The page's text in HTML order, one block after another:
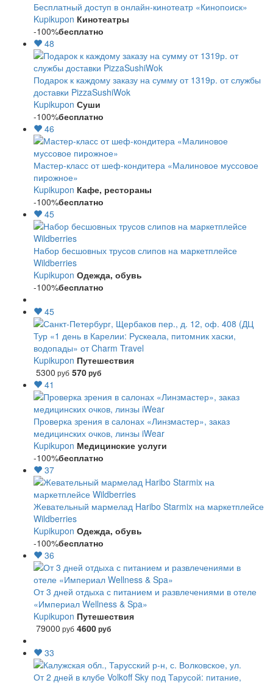
Бесплатный доступ в онлайн-кинотеатр «Кинопоиск»
Kupikupon Кинотеатры
-100%бесплатно
48
Подарок к каждому заказу на сумму от 1319р. от службы
доставки PizzaSushiWok
Kupikupon Суши
-100%бесплатно
46
Мастер-класс от шеф-кондитера «Малиновое муссовое
пирожное»
Kupikupon Кафе, рестораны
-100%бесплатно
45
Набор бесшовных трусов слипов на маркетплейсе
Wildberries
Kupikupon Одежда, обувь
-100%бесплатно
45
Тур «1 день в Карелии: Рускеала, питомник хаски,
водопады» от Charm Travel
Kupikupon Путешествия
5300 руб 570руб
41
Проверка зрения в салонах «Линзмастер», заказ
медицинских очков, линзы iWear
Kupikupon Медицинские услуги
-100%бесплатно
37
Жевательный мармелад Haribo Starmix на маркетплейсе
Wildberries
Kupikupon Одежда, обувь
-100%бесплатно
36
От 3 дней отдыха с питанием и развлечениями в отеле
«Империал Wellness & Spa»
Kupikupon Путешествия
79000 руб 4600руб
33
От 2 дней в клубе Volkoff Sky под Тарусой: питание,